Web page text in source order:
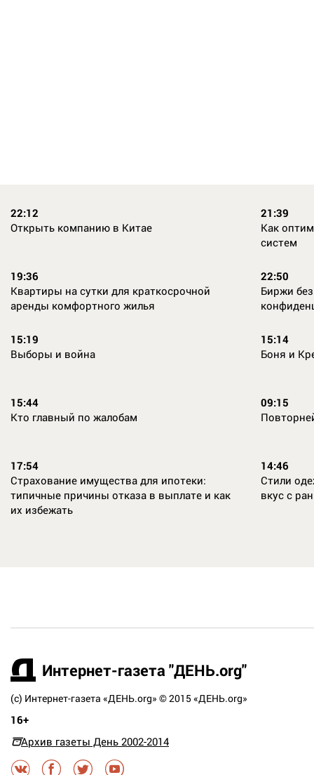
22:12
Открыть компанию в Китае
21:39
Как
систем
19:36
Квартиры на сутки для краткосрочной
аренды комфортного жилья
22:50
Биржи
15:19
Выборы и война
15:14
Боня и
15:44
Кто главный по жалобам
09:15
17:54
Страхование имущества для ипотеки:
типичные причины отказа в выплате и как
их избежать
14:46
Стили
вкус с
t Интернет-газета "ДЕНЬ.org"
(c) Интернет-газета «ДЕНЬ.org» © 2015 «ДЕНЬ.org»
16+
NАрхив газеты День 2002-2014
A C E G